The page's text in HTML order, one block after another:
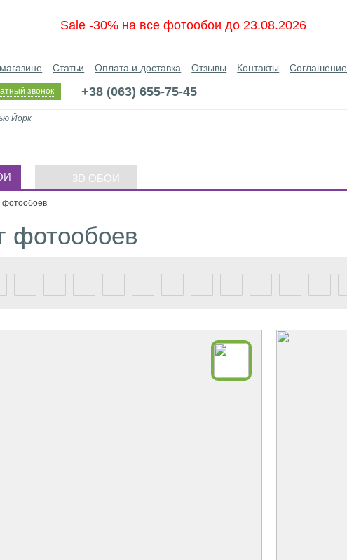
Sale -30% на все фотообои до 23.08.2026
Статьи Оплата и доставка Отзывы Контакты Соглашение
звонок +38 (063) 655-75-45
3D ОБОИ
фотообоев
фотообоев